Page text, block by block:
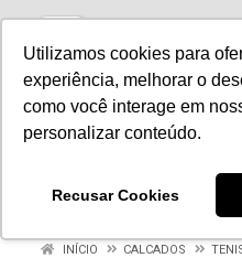
Utilizamos cookies para
experiência, melhorar o
como você interage em
personalizar conteúdo.
Recusar Cookies
INÍCIO CALCADOS